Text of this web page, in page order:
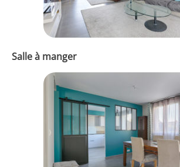
Salle à manger